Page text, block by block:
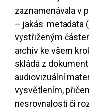
zaznamenávala v
– jakási metadata
vystřiženým
archiv ke všem
skládá z
audiovizuální
vysvětlením,
nesrovnalostí či